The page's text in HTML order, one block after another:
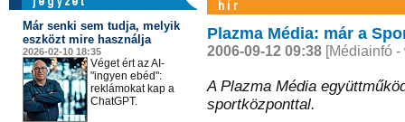
Már senki sem tudja, melyik
eszközt mire használja
2026-02-10 18:35
Véget ért az AI-
"ingyen ebéd":
reklámokat kap a
ChatGPT.
Plazma Média: már a
2006-09-12 09:38[Médiainfó -
A Plazma Média
sportközponttal.